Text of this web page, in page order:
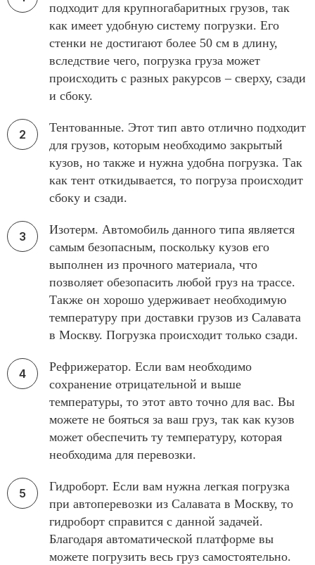
подходит для крупногабаритных грузов, так
как имеет удобную систему погрузки. Его
стенки не достигают более 50 см в длину,
вследствие чего, погрузка груза может
происходить с разных ракурсов – сверху, сзади
и сбоку.
Тентованные. Этот тип авто отлично подходит
для грузов, которым необходимо закрытый
кузов, но также и нужна удобна погрузка. Так
как тент откидывается, то погруза происходит
сбоку и сзади.
Изотерм. Автомобиль данного типа является
самым безопасным, поскольку кузов его
выполнен из прочного материала, что
позволяет обезопасить любой груз на трассе.
Также он хорошо удерживает необходимую
температуру при доставки грузов из Салавата
в Москву. Погрузка происходит только сзади.
Рефрижератор. Если вам необходимо
сохранение отрицательной и выше
температуры, то этот авто точно для вас. Вы
можете не бояться за ваш груз, так как кузов
может обеспечить ту температуру, которая
необходима для перевозки.
Гидроборт. Если вам нужна легкая погрузка
при автоперевозки из Салавата в Москву, то
гидроборт справится с данной задачей.
Благодаря автоматической платформе вы
можете погрузить весь груз самостоятельно.